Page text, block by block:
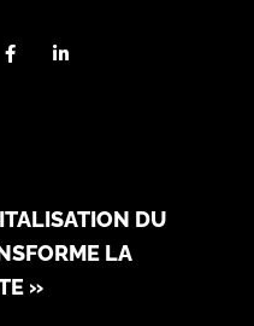
DU
LA
»